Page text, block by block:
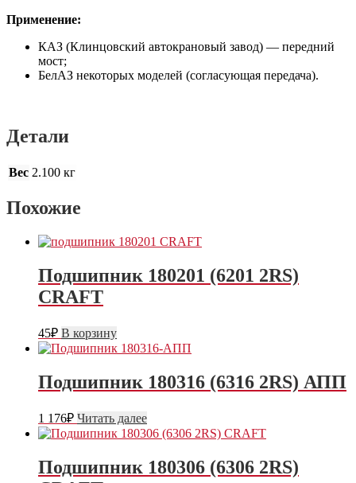
Применение:
КАЗ (Клинцовский автокрановый завод) — передний
мост;
БелАЗ некоторых моделей (согласующая передача).
Детали
Вес 2.100 кг
Похожие
Подшипник 180201 (6201 2RS)
CRAFT
45₽ В корзину
Подшипник 180316 (6316 2RS) АПП
1 176₽ Читать далее
Подшипник 180306 (6306 2RS)